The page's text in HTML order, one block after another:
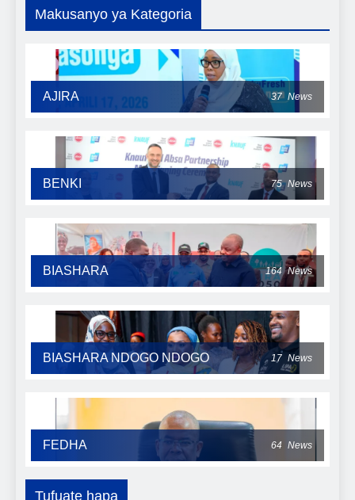
Makusanyo ya Kategoria
AJIRA 37 News
BENKI 75 News
BIASHARA 164 News
BIASHARA NDOGO NDOGO 17 News
FEDHA 64 News
Tufuate hapa